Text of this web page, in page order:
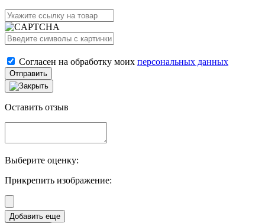
Согласен на обработку моих персональных данных
Отправить
Оставить отзыв
Выберите оценку:
Прикрепить изображение: